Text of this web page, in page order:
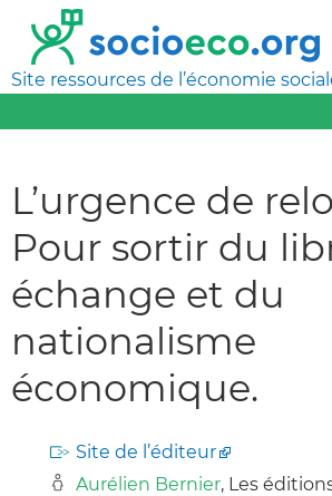
Site ressources de l’économie
L’urgence de
Pour sortir du
échange et du
nationalisme
économique.
Site de l’éditeur
Aurélien Bernier, Les